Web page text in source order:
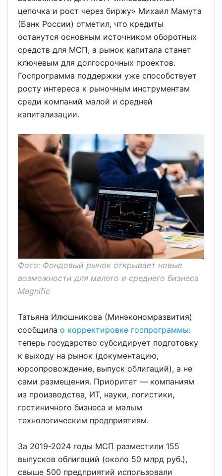
цепочка и рост через биржу» Михаил Мамута
(Банк России) отметил, что кредиты
останутся основным источником оборотных
средств для МСП, а рынок капитала станет
ключевым для долгосрочных проектов.
Госпрограмма поддержки уже способствует
росту интереса к рыночным инструментам
среди компаний малой и средней
капитализации.
Фото: Фондовый рынок открывает новые
возможности для малого и среднего бизнеса
Magnific
Татьяна Илюшникова (Минэкономразвития)
сообщила о корректировке госпрограммы:
теперь государство субсидирует подготовку
к выходу на рынок (документацию,
юрсопровождение, выпуск облигаций), а не
сами размещения. Приоритет — компаниям
из производства, ИТ, науки, логистики,
гостиничного бизнеса и малым
технологическим предприятиям.
За 2019-2024 годы МСП разместили 155
выпусков облигаций (около 50 млрд руб.),
свыше 500 предприятий использовали